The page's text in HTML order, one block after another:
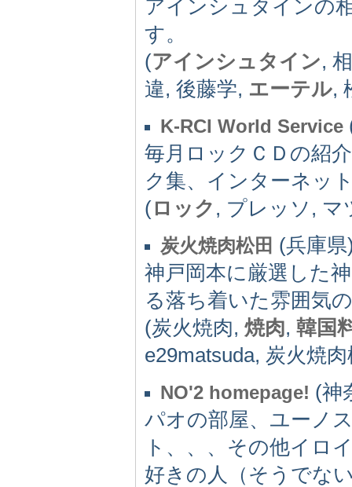
アインシュタインの
す。
(アインシュタイン,
違, 後藤学, エーテル,
K-RCI World Service
毎月ロックＣＤの紹
ク集、インターネッ
(ロック , プレッソ,
炭火焼肉松田 (兵庫
神戸岡本に厳選した
る落ち着いた雰囲気
(炭火焼肉, 焼肉, 韓国
e29matsuda, 炭火焼
NO'2 homepage! (神
パオの部屋、ユーノ
ト、、、その他イロ
好きの人（そうでな